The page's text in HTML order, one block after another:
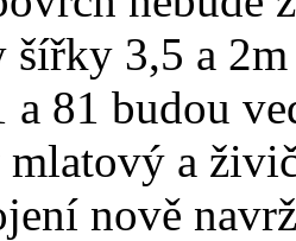
3,5 a
a 81 budou
mlatový a
nově